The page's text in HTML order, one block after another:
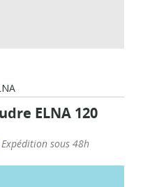
ELNA 120
Expédition sous 48h